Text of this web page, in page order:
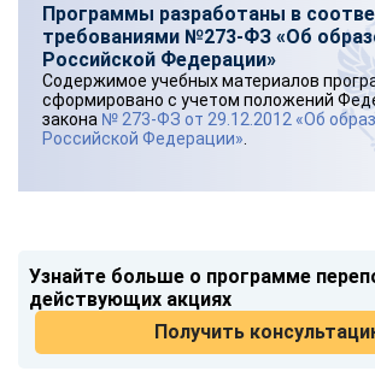
Программы разработаны в
требованиями №273-ФЗ «Об
Российской Федерации»
Содержимое учебных материалов
сформировано с учетом положений
закона № 273-ФЗ от 29.12.2012 «Об
Российской Федерации»
Узнайте больше о программе
действующих акциях
Получить